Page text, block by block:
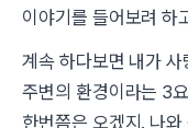
이야기를 들어보려 하
계속 하다보면 내가
주변의 환경이라는 3
한번쯤은 오겠지. 나